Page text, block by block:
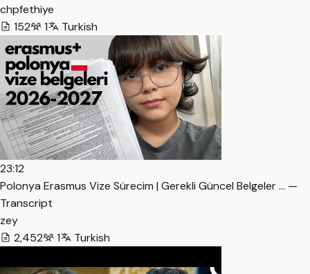
chpfethiye
152
1 Turkish
23:12
Polonya Erasmus Vize Sürecim | Gerekli Güncel Belgeler … —
Transcript
zey
2,452
1 Turkish